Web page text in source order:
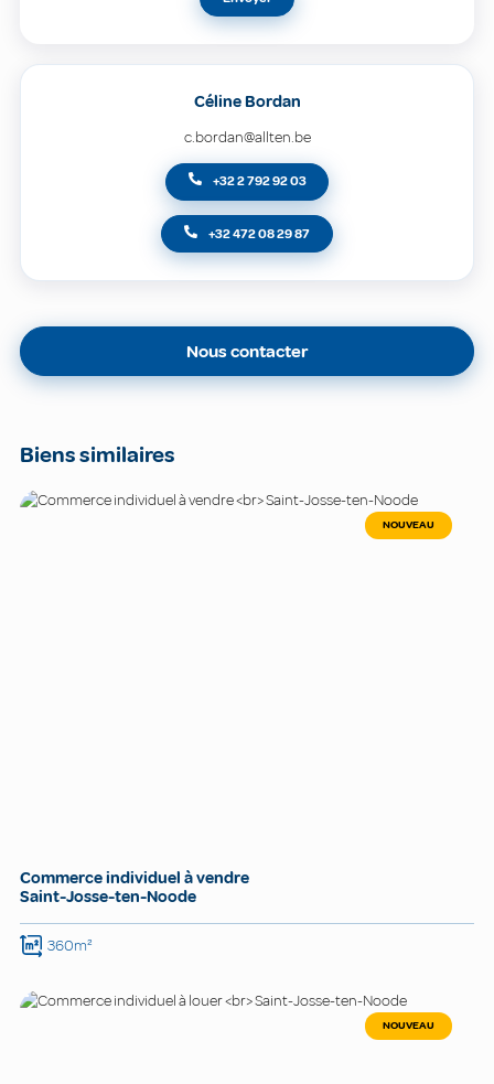
Céline Bordan
c.bordan@allten.be
+32 2 792 92 03
+32 472 08 29 87
Nous contacter
Biens similaires
NOUVEAU
Commerce individuel à vendre
Saint-Josse-ten-Noode
360m²
NOUVEAU